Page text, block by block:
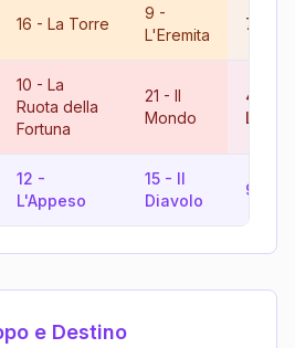
16 - La Torre
9 -
L'Eremita
7
10 - La
Ruota della
Fortuna
21 - Il
Mondo
4
12 -
L'Appeso
15 - Il
Diavolo
9
e Destino